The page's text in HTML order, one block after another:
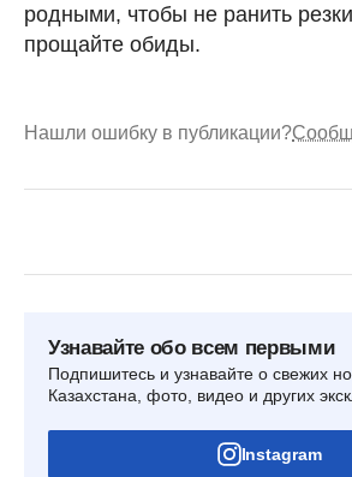
родными, чтобы не ранить
прощайте обиды.
Нашли ошибку в публикации?
Узнавайте обо всем первыми
Подпишитесь и узнавайте о свежих
Казахстана, фото, видео и других
Instagram